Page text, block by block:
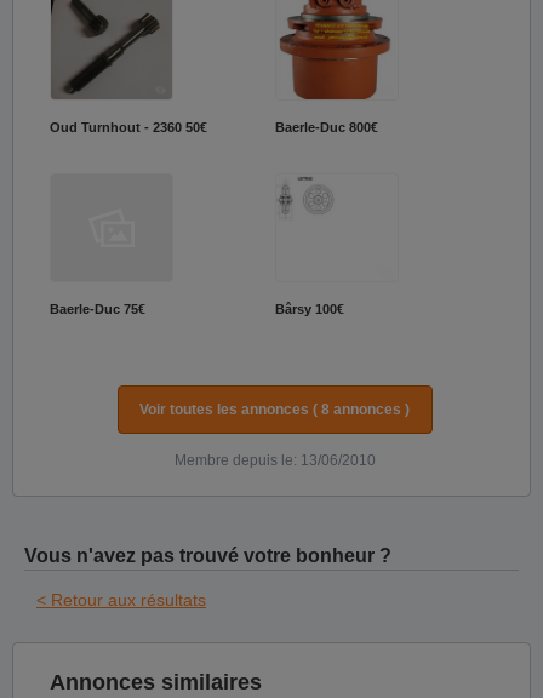
Oud Turnhout - 2360 50€ Baerle-Duc 800€
Baerle-Duc 75€ Bârsy 100€
Voir toutes les annonces ( 8 annonces )
Membre depuis le: 13/06/2010
Vous n'avez pas trouvé votre bonheur ?
< Retour aux résultats
Annonces similaires